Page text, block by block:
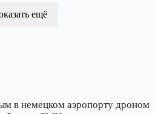
ещё
в немецком аэропорту дроном